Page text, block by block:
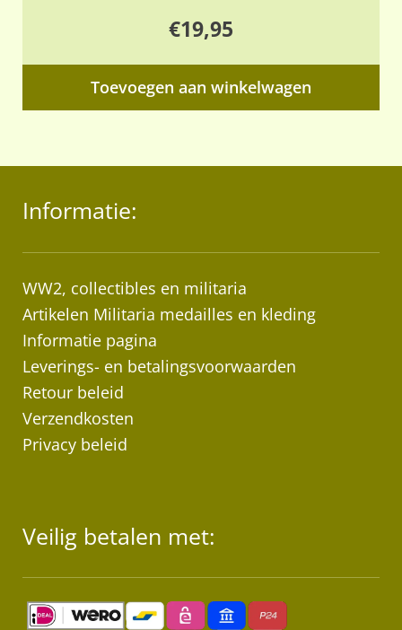
€19,95
Toevoegen aan winkelwagen
Informatie:
WW2, collectibles en militaria
Artikelen Militaria medailles en kleding
Informatie pagina
Leverings- en betalingsvoorwaarden
Retour beleid
Verzendkosten
Privacy beleid
Veilig betalen met: